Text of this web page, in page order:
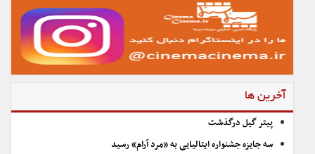
آخرین ها
پیتر گیل درگذشت
سه جایزه جشنواره ایتالیایی به «مرد آرام» رسید